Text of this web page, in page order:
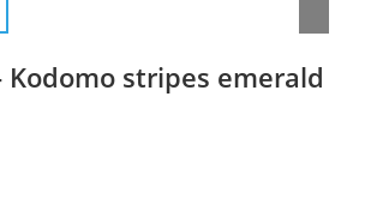
Kodomo stripes emerald